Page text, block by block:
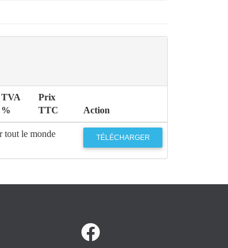
TVA
%
Prix
TTC
Action
tout le monde TÉLÉCHARGER